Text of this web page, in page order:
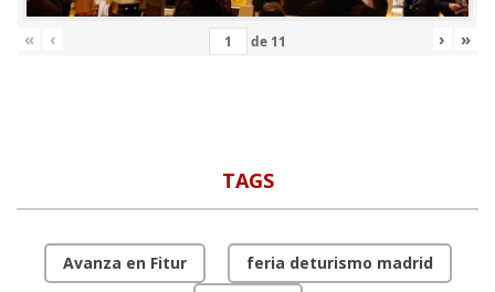
« ‹ de 11 › »
TAGS
Avanza en Fitur
feria deturismo madrid